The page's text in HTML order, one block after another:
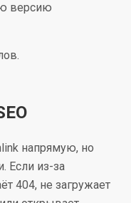
версию
напрямую, но
Если из-за
404, не загружает